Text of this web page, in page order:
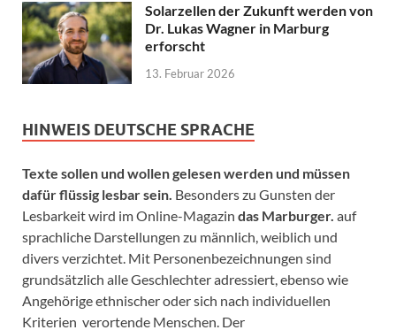
Solarzellen der Zukunft werden von
Dr. Lukas Wagner in Marburg
erforscht
13. Februar 2026
HINWEIS DEUTSCHE SPRACHE
Texte sollen und wollen gelesen werden und müssen
dafür flüssig lesbar sein. Besonders zu Gunsten der
Lesbarkeit wird im Online-Magazin das Marburger. auf
sprachliche Darstellungen zu männlich, weiblich und
divers verzichtet. Mit Personenbezeichnungen sind
grundsätzlich alle Geschlechter adressiert, ebenso wie
Angehörige ethnischer oder sich nach individuellen
Kriterien verortende Menschen. Der